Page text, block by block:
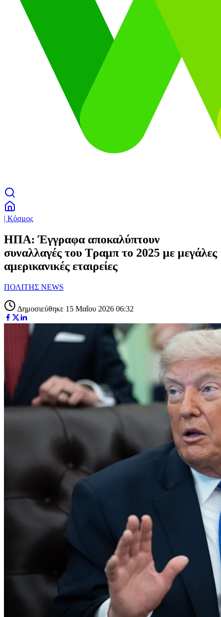
| Κόσμος
ΗΠΑ: Έγγραφα αποκαλύπτουν
συναλλαγές του Τραμπ το 2025 με μεγάλες
αμερικανικές εταιρείες
ΠΟΛΙΤΗΣ NEWS
Δημοσιεύθηκε 15 Μαΐου 2026 06:32